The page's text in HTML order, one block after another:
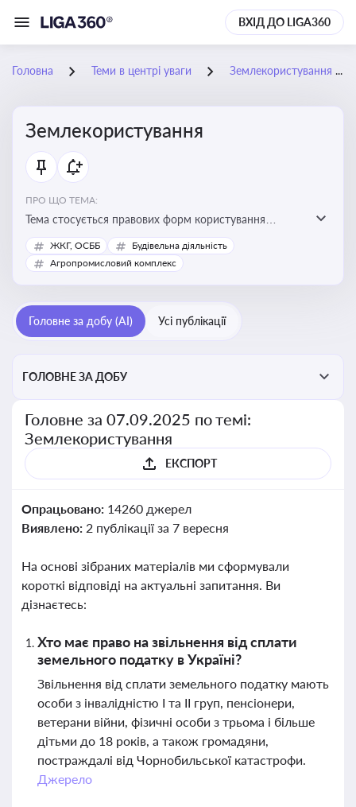
ВХІД ДО LIGA360
Головна Теми в центрі уваги Землекористування
Землекористування
ПРО ЩО ТЕМА:
Тема стосується правових форм користування
землею, зокрема умов доступу, володіння та
користування земельними ділянками різних форм
ЖКГ, ОСББ
Будівельна діяльність
Агропромисловий комплекс
Головне за добу (AI) Усі публікації
ГОЛОВНЕ ЗА ДОБУ
Головне за 07.09.2025 по темі:
Землекористування
ЕКСПОРТ
Опрацьовано: 14260 джерел
Виявлено: 2 публікації за 7 вересня
На основі зібраних матеріалів ми сформували
короткі відповіді на актуальні запитання. Ви
дізнаєтесь:
Хто має право на звільнення від сплати
земельного податку в Україні?
Звільнення від сплати земельного податку мають
особи з інвалідністю I та II груп, пенсіонери,
ветерани війни, фізичні особи з трьома і більше
дітьми до 18 років, а також громадяни,
постраждалі від Чорнобильської катастрофи.
Джерело